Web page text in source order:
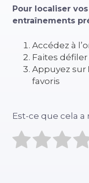
Pour localiser
entraînements
Accédez à
Faites défiler
Appuyez sur
favoris
Est-ce que cela